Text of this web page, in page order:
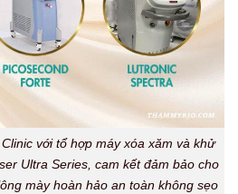
với tổ hợp máy xóa xăm và khử
Ultra Series, cam kết đảm bảo cho
mày hoàn hảo an toàn không sẹo